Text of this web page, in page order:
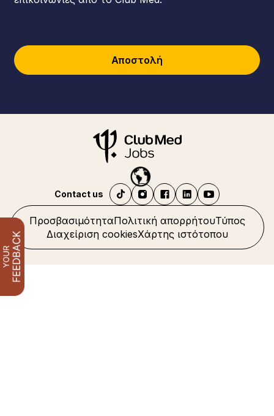
Αποστολή
ΠροσβασιμότηταΠολιτική απορρήτουΤύπος
Διαχείριση cookiesΧάρτης ιστότοπου
Contact us